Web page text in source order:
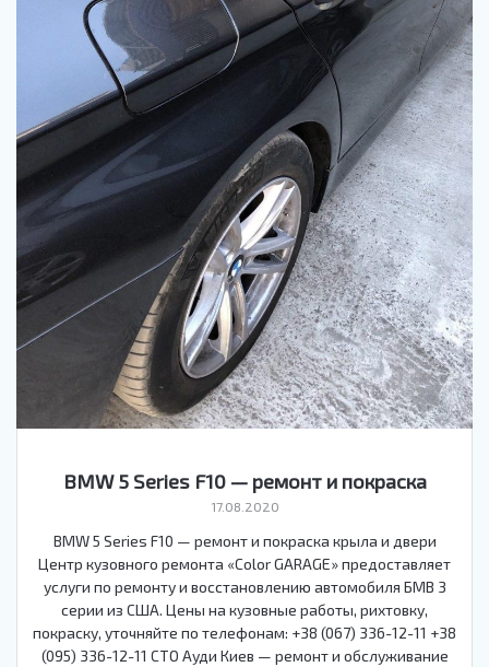
BMW 5 Series F10 — ремонт и покраска
17.08.2020
BMW 5 Series F10 — ремонт и покраска крыла и двери
Центр кузовного ремонта «Color GARAGE» предоставляет
услуги по ремонту и восстановлению автомобиля БМВ 3
серии из США. Цены на кузовные работы, рихтовку,
покраску, уточняйте по телефонам: +38 (067) 336-12-11 +38
(095) 336-12-11 СТО Ауди Киев — ремонт и обслуживание